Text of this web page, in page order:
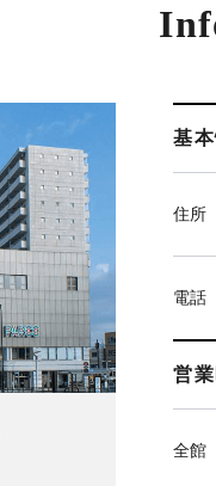
基
住所
電話
営
全館